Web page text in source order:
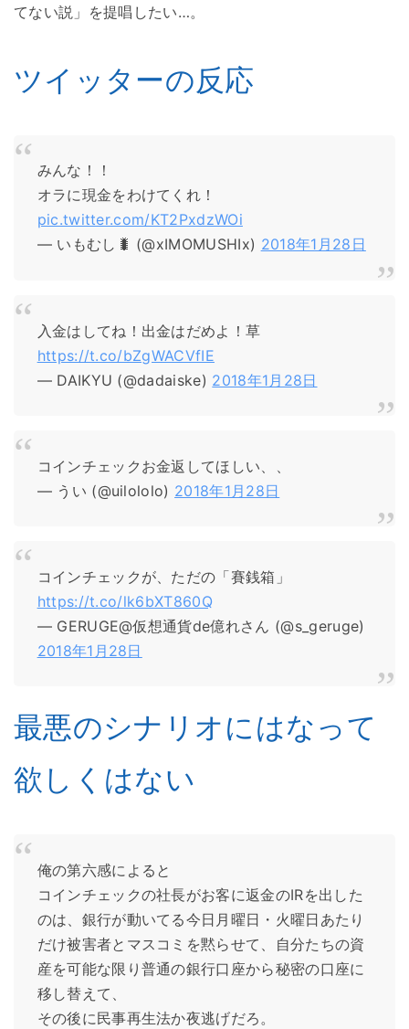
てない説」を提唱したい…。
ツイッターの反応
みんな！！
オラに現金をわけてくれ！
pic.twitter.com/KT2PxdzWOi
— いもむし🐛 (@xIMOMUSHIx) 2018年1月28日
入金はしてね！出金はだめよ！草
https://t.co/bZgWACVfIE
— DAIKYU (@dadaiske) 2018年1月28日
コインチェックお金返してほしい、、
— うい (@uilololo) 2018年1月28日
コインチェックが、ただの「賽銭箱」
https://t.co/lk6bXT860Q
— GERUGE@仮想通貨de億れさん (@s_geruge)
2018年1月28日
最悪のシナリオにはなって
欲しくはない
俺の第六感によると
コインチェックの社長がお客に返金のIRを出した
のは、銀行が動いてる今日月曜日・火曜日あたり
だけ被害者とマスコミを黙らせて、自分たちの資
産を可能な限り普通の銀行口座から秘密の口座に
移し替えて、
その後に民事再生法か夜逃げだろ。